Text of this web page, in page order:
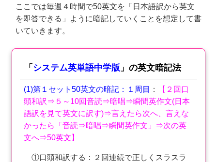
ここでは毎週４時間で50英文を「日本語訳から英文
を即答できる」ように暗記していくことを想定して書
いていきます。
「 システム英単語中学版 」の英文暗記法
(1)第１セット50英文の暗記：１周目 ：
【２回口
頭和訳⇒５～10回音読⇒暗唱⇒瞬間英作文(日本
語訳を見て英文に訳す)⇒言えたら次へ、言えな
かったら「音読⇒暗唱⇒瞬間英作文」⇒次の英
文へ⇒50英文】
①口頭和訳する：２回連続で正しくスラスラ